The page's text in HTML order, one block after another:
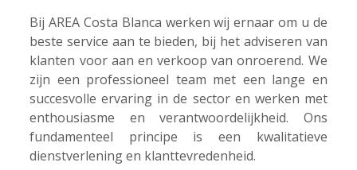
Bij AREA Costa Blanca werken wij ernaar om u de
beste service aan te bieden, bij het adviseren van
klanten voor aan en verkoop van onroerend. We
zijn een professioneel team met een lange en
succesvolle ervaring in de sector en werken met
enthousiasme en verantwoordelijkheid. Ons
fundamenteel principe is een kwalitatieve
dienstverlening en klanttevredenheid.